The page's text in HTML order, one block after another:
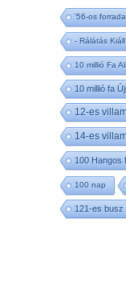
'56-os
- Rálátás
10 millió Fa
10 millió fa
12-es
14-es
100 Hangos
100 nap
121-es busz